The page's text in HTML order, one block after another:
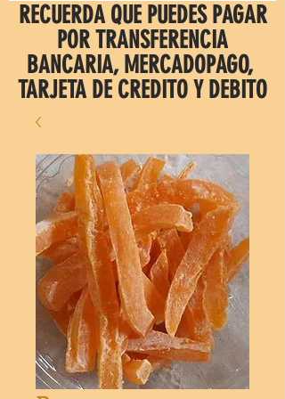
RECUERDA QUE PUEDES PAGAR
POR TRANSFERENCIA
BANCARIA, MERCADOPAGO,
TARJETA DE CREDITO Y DEBITO